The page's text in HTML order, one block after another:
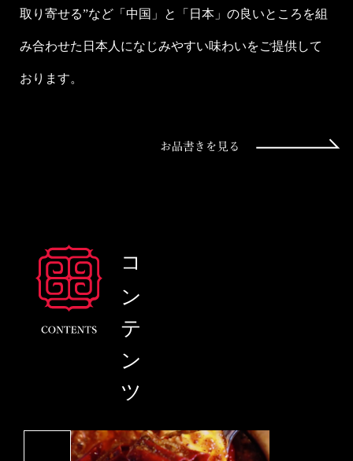
取り寄せる”など「中国」と「日本」の良いところを組
み合わせた日本人になじみやすい味わいをご提供して
おります。
コンテンツ